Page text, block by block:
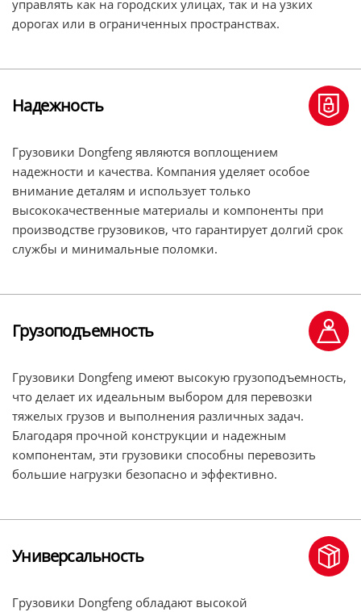
управлять как на городских улицах, так и на узких
дорогах или в ограниченных пространствах.
Надежность
Грузовики Dongfeng являются воплощением
надежности и качества. Компания уделяет особое
внимание деталям и использует только
высококачественные материалы и компоненты при
производстве грузовиков, что гарантирует долгий срок
службы и минимальные поломки.
Грузоподъемность
Грузовики Dongfeng имеют высокую грузоподъемность,
что делает их идеальным выбором для перевозки
тяжелых грузов и выполнения различных задач.
Благодаря прочной конструкции и надежным
компонентам, эти грузовики способны перевозить
большие нагрузки безопасно и эффективно.
Универсальность
Грузовики Dongfeng обладают высокой